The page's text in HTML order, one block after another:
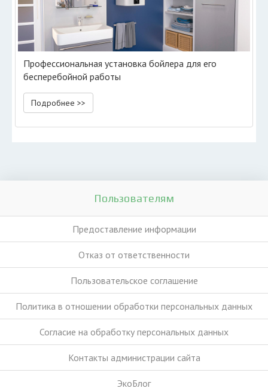
Профессиональная установка бойлера для его
бесперебойной работы
Подробнее >>
Пользователям
Предоставление информации
Отказ от ответственности
Пользовательское соглашение
Политика в отношении обработки персональных данных
Согласие на обработку персональных данных
Контакты администрации сайта
ЭкоБлог